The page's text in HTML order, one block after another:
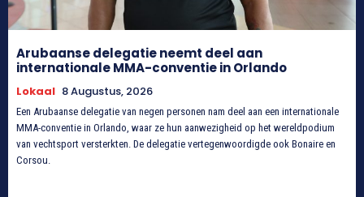
Arubaanse delegatie neemt deel aan
internationale MMA-conventie in Orlando
Lokaal 8 Augustus, 2026
Een Arubaanse delegatie van negen personen nam deel aan een internationale
MMA-conventie in Orlando, waar ze hun aanwezigheid op het wereldpodium
van vechtsport versterkten. De delegatie vertegenwoordigde ook Bonaire en
Corsou.